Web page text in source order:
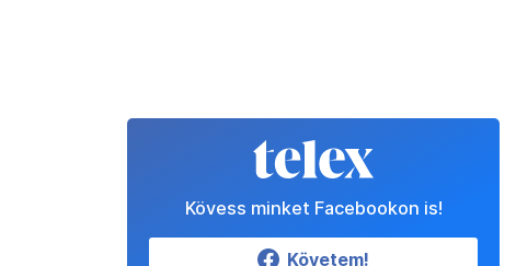
Kövess minket Facebookon is!
Követem!